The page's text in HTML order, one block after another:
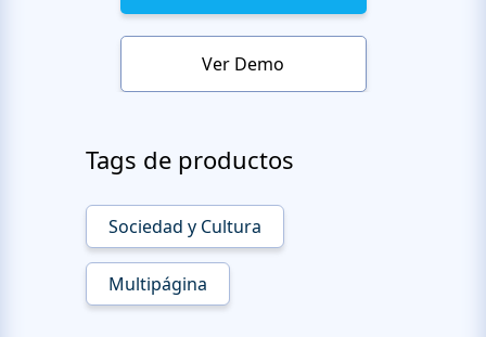
Ver Demo
Tags de productos
Sociedad y Cultura
Multipágina